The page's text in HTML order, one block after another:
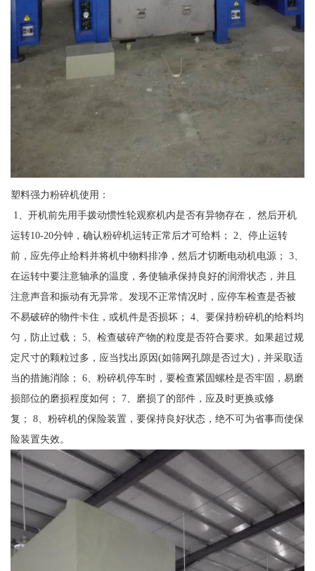
塑料强力粉碎机使用：
1、开机前先用手拨动惯性轮观察机内是否有异物存在， 然后开机
运转10-20分钟，确认粉碎机运转正常后才可给料； 2、停止运转
前，应先停止给料并将机中物料排净，然后才切断电动机电源； 3、
在运转中要注意轴承的温度，务使轴承保持良好的润滑状态，并且
注意声音和振动有无异常。发现不正常情况时，应停车检查是否被
不易破碎的物件卡住，或机件是否损坏； 4、要保持粉碎机的给料均
匀，防止过载； 5、检查破碎产物的粒度是否符合要求。如果超过规
定尺寸的颗粒过多，应当找出原因(如筛网孔隙是否过大)，并采取适
当的措施消除； 6、粉碎机停车时，要检查紧固螺栓是否牢固，易磨
损部位的磨损程度如何； 7、磨损了的部件，应及时更换或修
复； 8、粉碎机的保险装置，要保持良好状态，绝不可为省事而使保
险装置失效。